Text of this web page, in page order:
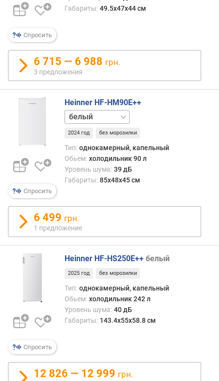
о
о
л
и
ч
е
с
т
л
о
е
н
и
й
о
б
б
ъ
м
Спросить
Габариты: 49.5х47х44 см
6 715 — 6 988 грн.
3 предложения
Спросить
Heinner HF-HM90E++
серебристый
2024 год без морозилки
Тип: однокамерный, капельный
Обьем: холодильник 90 л
Уровень шума: 39 дБ
Габариты: 85х48х45 см
6 499 грн.
1 предложение
Спросить
Heinner HF-HS250E++ белый
2025 год без морозилки
Тип: однокамерный, капельный
Обьем: холодильник 242 л
Уровень шума: 40 дБ
Габариты: 143.4х55х58.8 см
12 826 — 12 999 грн.